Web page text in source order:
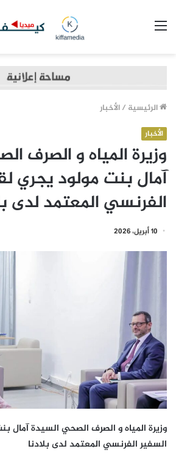
الرئيسية /الأخبار
الأخبار
وزيرة المياه و الصرف
آمال بنت مولود يجري
الفرنسي المعتمد لدى
10 أبريل، 2026
وزيرة المياه و الصرف الصحي السيدة آمال
السفير الفرنسي المعتمد لدى بلادنا